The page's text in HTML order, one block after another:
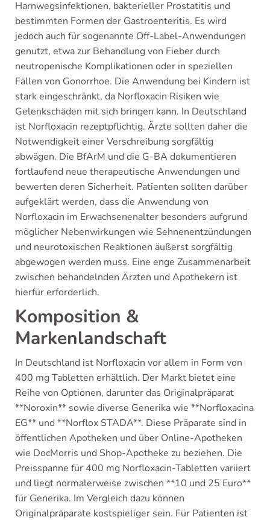
Harnwegsinfektionen, bakterieller Prostatitis und
bestimmten Formen der Gastroenteritis. Es wird
jedoch auch für sogenannte Off-Label-Anwendungen
genutzt, etwa zur Behandlung von Fieber durch
neutropenische Komplikationen oder in speziellen
Fällen von Gonorrhoe. Die Anwendung bei Kindern ist
stark eingeschränkt, da Norfloxacin Risiken wie
Gelenkschäden mit sich bringen kann. In Deutschland
ist Norfloxacin rezeptpflichtig. Ärzte sollten daher die
Notwendigkeit einer Verschreibung sorgfältig
abwägen. Die BfArM und die G-BA dokumentieren
fortlaufend neue therapeutische Anwendungen und
bewerten deren Sicherheit. Patienten sollten darüber
aufgeklärt werden, dass die Anwendung von
Norfloxacin im Erwachsenenalter besonders aufgrund
möglicher Nebenwirkungen wie Sehnenentzündungen
und neurotoxischen Reaktionen äußerst sorgfältig
abgewogen werden muss. Eine enge Zusammenarbeit
zwischen behandelnden Ärzten und Apothekern ist
hierfür erforderlich.
Komposition &
Markenlandschaft
In Deutschland ist Norfloxacin vor allem in Form von
400 mg Tabletten erhältlich. Der Markt bietet eine
Reihe von Optionen, darunter das Originalpräparat
**Noroxin** sowie diverse Generika wie **Norfloxacina
EG** und **Norflox STADA**. Diese Präparate sind in
öffentlichen Apotheken und über Online-Apotheken
wie DocMorris und Shop-Apotheke zu beziehen. Die
Preisspanne für 400 mg Norfloxacin-Tabletten variiert
und liegt normalerweise zwischen **10 und 25 Euro**
für Generika. Im Vergleich dazu können
Originalpräparate kostspieliger sein. Für Patienten ist